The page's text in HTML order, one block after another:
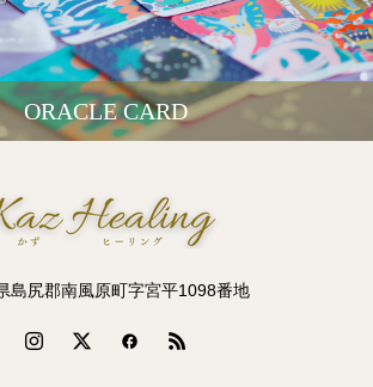
ORACLE CARD
島尻郡南風原町字宮平1098番地